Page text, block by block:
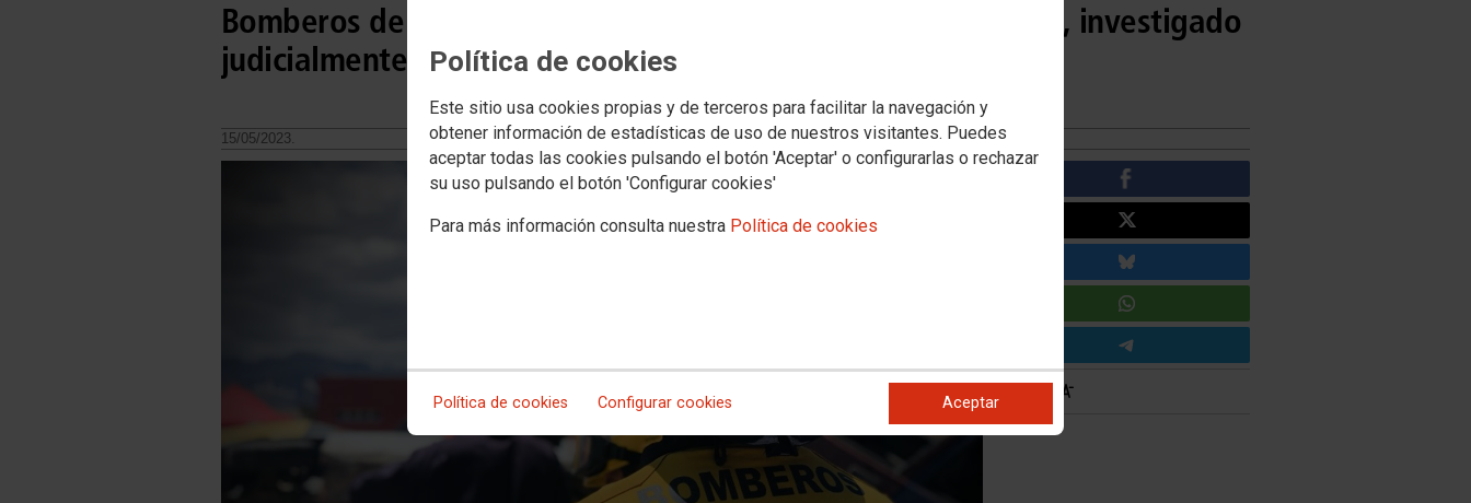
Política de cookies
Este sitio usa cookies propias y de terceros para facilitar la navegación y
obtener información de estadísticas de uso de nuestros visitantes. Puedes
aceptar todas las cookies pulsando el botón 'Aceptar' o configurarlas o rechazar
su uso pulsando el botón 'Configurar cookies'
Para más información consulta nuestra Política de cookies
Política de cookies Configurar cookies Aceptar
Bomberos de Gran Canaria exigen la dimisión de Pedro Justo, investigado
judicialmente por prevaricación
15/05/2023.